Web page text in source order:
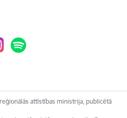
attīstības ministrija, publicētā